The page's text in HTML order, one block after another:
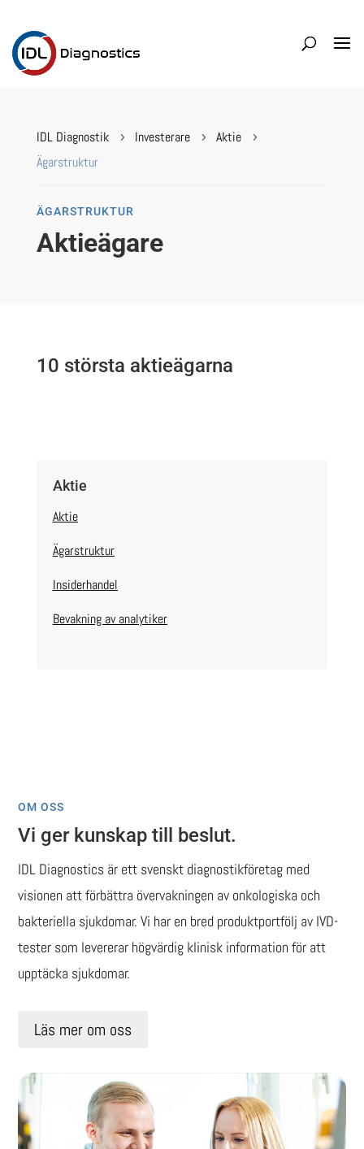
IDL Diagnostik 5 Investerare 5 Aktie 5
Ägarstruktur
ÄGARSTRUKTUR
Aktieägare
10 största aktieägarna
Aktie
Aktie
Ägarstruktur
Insiderhandel
Bevakning av analytiker
OM OSS
Vi ger kunskap till beslut.
IDL Diagnostics är ett svenskt diagnostikföretag med
visionen att förbättra övervakningen av onkologiska och
bakteriella sjukdomar. Vi har en bred produktportfölj av IVD-
tester som levererar högvärdig klinisk information för att
upptäcka sjukdomar.
Läs mer om oss